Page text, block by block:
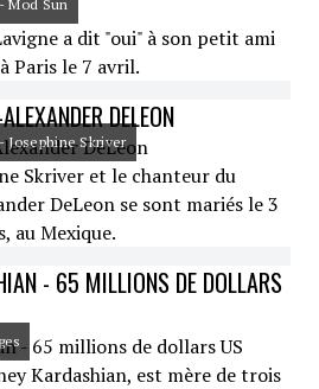
Mod Sun
a dit "oui" à son petit ami
Paris le 7 avril.
DELEON
Skriver
Skriver et le chanteur du
DeLeon se sont mariés le 3
au Mexique.
- 65 MILLIONS DE DOLLARS
Kardashian, est mère de trois